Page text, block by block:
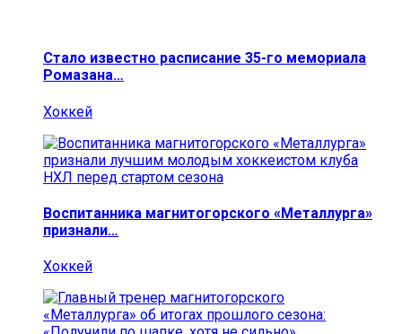
Стало известно расписание 35-го мемориала
Ромазана…
Хоккей
Воспитанника магнитогорского «Металлурга»
признали…
Хоккей